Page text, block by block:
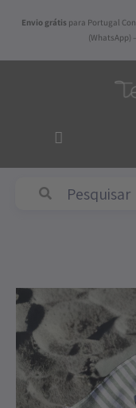
Envio grátis para Portugal
(WhatsApp)
Quantidade
de
Toalha
de
Praia
Stripe